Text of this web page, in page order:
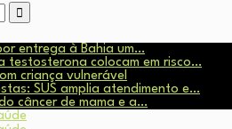
entrega à Bahia um…
testosterona colocam em risco…
criança vulnerável
SUS amplia atendimento e…
câncer de mama e a…